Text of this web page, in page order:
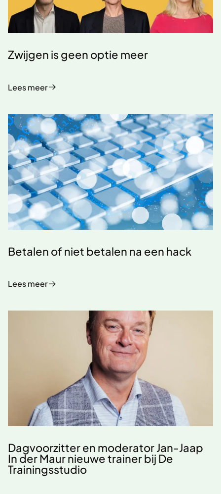
Zwijgen is geen optie meer
Lees meer
Betalen of niet betalen na een hack
Lees meer
Dagvoorzitter en moderator Jan-Jaap
In der Maur nieuwe trainer bij De
Trainingsstudio